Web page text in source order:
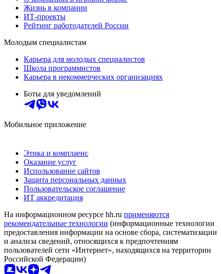
Жизнь в компании
ИТ-проекты
Рейтинг работодателей России
Молодым специалистам
Карьера для молодых специалистов
Школа программистов
Карьера в некоммерческих организациях
Боты для уведомлений
Мобильное приложение
Этика и комплаенс
Оказание услуг
Использование сайтов
Защита персональных данных
Пользовательское соглашение
ИТ аккредитация
На информационном ресурсе hh.ru применяются
рекомендательные технологии (информационные технологии
предоставления информации на основе сбора, систематизации
и анализа сведений, относящихся к предпочтениям
пользователей сети «Интернет», находящихся на территории
Российской Федерации)